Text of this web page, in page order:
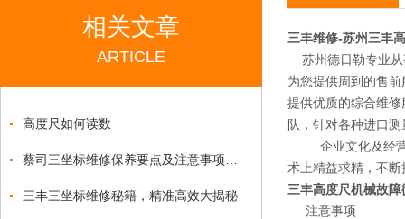
相关文章
ARTICLE
高度尺如何读数
三丰三坐标维修秘籍，精准高效大揭秘
三丰维修-苏州三丰
苏州德日勒专业
为您提供周到的售
提供优质的综合维
队，针对各种进口
企业文化及经营理
术上精益求精，不
三丰高度尺机械故
注意事项